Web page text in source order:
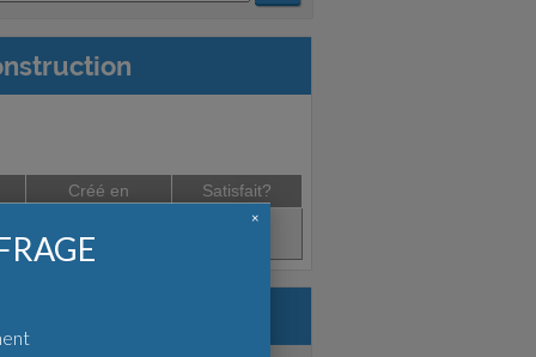
Créé en
Satisfait?
Nov. 2020
×